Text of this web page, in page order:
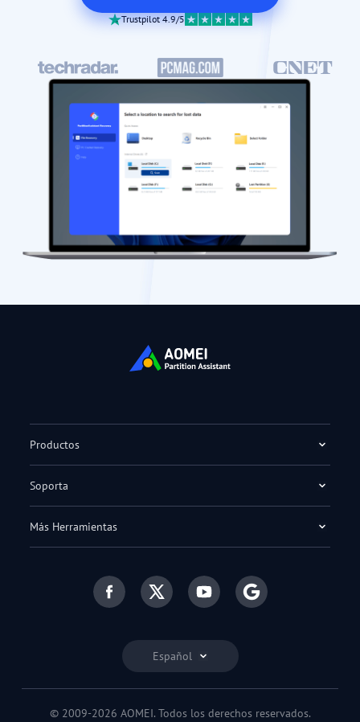
Trustpilot 4.9/5
Español
Productos
Soporta
Más Herramientas
© 2009-2026 AOMEI. Todos los derechos reservados.